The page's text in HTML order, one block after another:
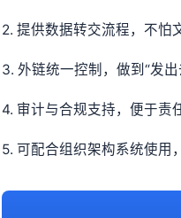
2. 提供数据转交流程，不怕
3. 外链统一控制，做到“发出
4. 审计与合规支持，便于责
5. 可配合组织架构系统使用